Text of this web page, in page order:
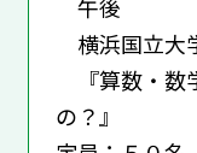
午後
横浜国立大
『算数・数
の？』